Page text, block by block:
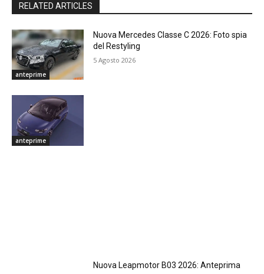
RELATED ARTICLES
anteprime
Nuova Mercedes Classe C 2026: Foto spia
del Restyling
5 Agosto 2026
anteprime
Nuova Leapmotor B03 2026: Anteprima